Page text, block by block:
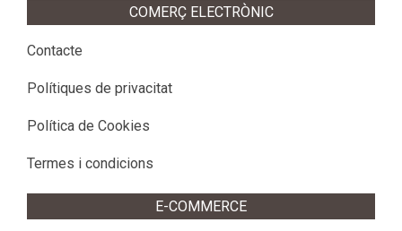
COMERÇ ELECTRÒNIC
Contacte
Polítiques de privacitat
Política de Cookies
Termes i condicions
E-COMMERCE